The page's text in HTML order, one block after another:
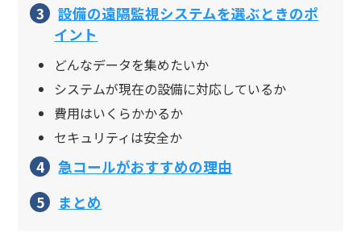
設備の遠隔監視システムを選ぶときのポ
イント
どんなデータを集めたいか
システムが現在の設備に対応しているか
費用はいくらかかるか
セキュリティは安全か
急コールがおすすめの理由
まとめ